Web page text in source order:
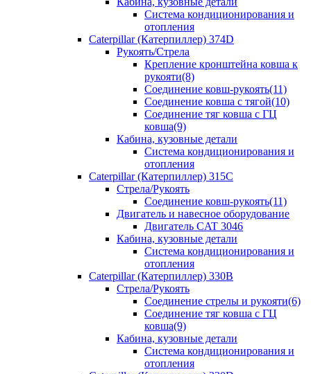
Система кондиционирования и
отопления
Caterpillar (Катерпиллер) 374D
Рукоять/Стрела
Крепление кронштейна ковша к
рукояти(8)
Соединение ковш-рукоять(11)
Соединение ковша с тягой(10)
Соединение тяг ковша с ГЦ
ковша(9)
Кабина, кузовные детали
Система кондиционирования и
отопления
Caterpillar (Катерпиллер) 315C
Стрела/Рукоять
Соединение ковш-рукоять(11)
Двигатель и навесное оборудование
Двигатель CAT 3046
Кабина, кузовные детали
Система кондиционирования и
отопления
Caterpillar (Катерпиллер) 330B
Стрела/Рукоять
Соединение стрелы и рукояти(6)
Соединение тяг ковша с ГЦ
ковша(9)
Кабина, кузовные детали
Система кондиционирования и
отопления